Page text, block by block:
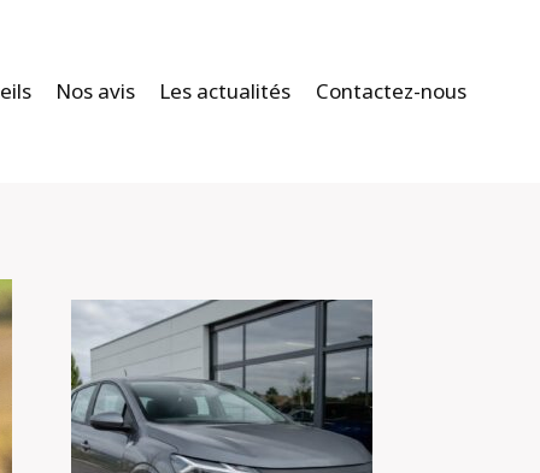
Nos avis Les actualités Contactez-nous